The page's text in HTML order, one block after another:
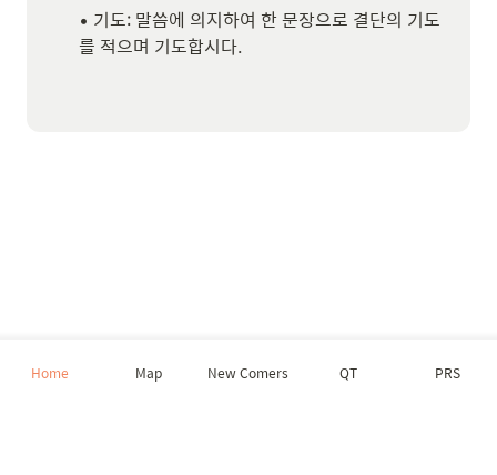
• 기도: 말씀에 의지하여 한 문장으로 결단의 기도
를 적으며 기도합시다.
Home Map New Comers QT PRS